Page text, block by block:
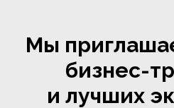
Мы
бизнес-
и лучших